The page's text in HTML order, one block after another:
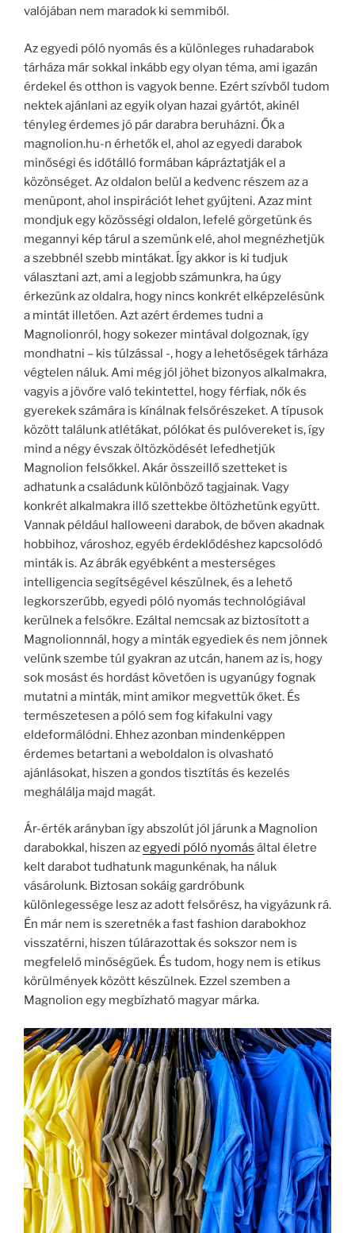
valójában nem maradok ki semmiből.
Az egyedi póló nyomás és a különleges ruhadarabok
tárháza már sokkal inkább egy olyan téma, ami igazán
érdekel és otthon is vagyok benne. Ezért szívből tudom
nektek ajánlani az egyik olyan hazai gyártót, akinél
tényleg érdemes jó pár darabra beruházni. Ők a
magnolion.hu-n érhetők el, ahol az egyedi darabok
minőségi és időtálló formában kápráztatják el a
közönséget. Az oldalon belül a kedvenc részem az a
menüpont, ahol inspirációt lehet gyűjteni. Azaz mint
mondjuk egy közösségi oldalon, lefelé görgetünk és
megannyi kép tárul a szemünk elé, ahol megnézhetjük
a szebbnél szebb mintákat. Így akkor is ki tudjuk
választani azt, ami a legjobb számunkra, ha úgy
érkezünk az oldalra, hogy nincs konkrét elképzelésünk
a mintát illetően. Azt azért érdemes tudni a
Magnolionról, hogy sokezer mintával dolgoznak, így
mondhatni – kis túlzással -, hogy a lehetőségek tárháza
végtelen náluk. Ami még jól jöhet bizonyos alkalmakra,
vagyis a jövőre való tekintettel, hogy férfiak, nők és
gyerekek számára is kínálnak felsőrészeket. A típusok
között találunk atlétákat, pólókat és pulóvereket is, így
mind a négy évszak öltözködését lefedhetjük
Magnolion felsőkkel. Akár összeillő szetteket is
adhatunk a családunk különböző tagjainak. Vagy
konkrét alkalmakra illő szettekbe öltözhetünk együtt.
Vannak például halloweeni darabok, de bőven akadnak
hobbihoz, városhoz, egyéb érdeklődéshez kapcsolódó
minták is. Az ábrák egyébként a mesterséges
intelligencia segítségével készülnek, és a lehető
legkorszerűbb, egyedi póló nyomás technológiával
kerülnek a felsőkre. Ezáltal nemcsak az biztosított a
Magnolionnnál, hogy a minták egyediek és nem jönnek
velünk szembe túl gyakran az utcán, hanem az is, hogy
sok mosást és hordást követően is ugyanúgy fognak
mutatni a minták, mint amikor megvettük őket. És
természetesen a póló sem fog kifakulni vagy
eldeformálódni. Ehhez azonban mindenképpen
érdemes betartani a weboldalon is olvasható
ajánlásokat, hiszen a gondos tisztítás és kezelés
meghálálja majd magát.
Ár-érték arányban így abszolút jól járunk a Magnolion
darabokkal, hiszen azegyedi póló nyomás által életre
kelt darabot tudhatunk magunkénak, ha náluk
vásárolunk. Biztosan sokáig gardróbunk
különlegessége lesz az adott felsőrész, ha vigyázunk rá.
Én már nem is szeretnék a fast fashion darabokhoz
visszatérni, hiszen túlárazottak és sokszor nem is
megfelelő minőségűek. És tudom, hogy nem is etikus
körülmények között készülnek. Ezzel szemben a
Magnolion egy megbízható magyar márka.